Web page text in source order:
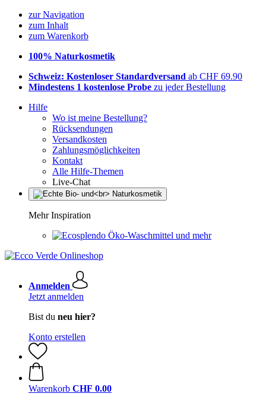
zur Navigation
zum Inhalt
zum Warenkorb
100% Naturkosmetik
Schweiz: Kostenloser Standardversand ab CHF 69.90
Mindestens 1 kostenlose Probe zu jeder Bestellung
Hilfe
Wo ist meine Bestellung?
Rücksendungen
Versandkosten
Zahlungsmöglichkeiten
Kontakt
Alle Hilfe-Themen
Live-Chat
Mehr Inspiration
Öko-Waschmittel und mehr
Anmelden
Jetzt anmelden
Bist du neu hier?
Konto erstellen
Warenkorb CHF 0.00